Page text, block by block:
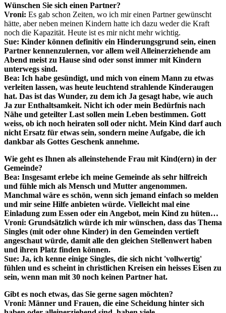
Wünschen Sie sich einen Partner?
Vroni: Es gab schon Zeiten, wo ich mir einen Partner gewünscht
hätte, aber neben meinen Kindern hatte ich dazu weder die Kraft
noch die Kapazität. Heute ist es mir nicht mehr wichtig.
Sue: Kinder können definitiv ein Hinderungsgrund sein, einen
Partner kennenzulernen, vor allem weil Alleinerziehende am
Abend meist zu Hause sind oder sonst immer mit Kindern
unterwegs sind.
Bea: Ich habe gesündigt, und mich von einem Mann zu etwas
verleiten lassen, was heute leuchtend strahlende Kinderaugen
hat. Das ist das Wunder, zu dem ich Ja gesagt habe, wie auch
Ja zur Enthaltsamkeit. Nicht ich oder mein Bedürfnis nach
Nähe und geteilter Last sollen mein Leben bestimmen. Gott
weiss, ob ich noch heiraten soll oder nicht. Mein Kind darf auch
nicht Ersatz für etwas sein, sondern meine Aufgabe, die ich
dankbar als Gottes Geschenk annehme.
Wie geht es Ihnen als alleinstehende Frau mit Kind(ern) in der
Gemeinde?
Bea: Insgesamt erlebe ich meine Gemeinde als sehr hilfreich
und fühle mich als Mensch und Mutter angenommen.
Manchmal wäre es schön, wenn sich jemand einfach so melden
und mir seine Hilfe anbieten würde. Vielleicht mal eine
Einladung zum Essen oder ein Angebot, mein Kind zu hüten…
Vroni: Grundsätzlich würde ich mir wünschen, dass das Thema
Singles (mit oder ohne Kinder) in den Gemeinden vertieft
angeschaut würde, damit alle den gleichen Stellenwert haben
und ihren Platz finden können.
Sue: Ja, ich kenne einige Singles, die sich nicht 'vollwertig'
fühlen und es scheint in christlichen Kreisen ein heisses Eisen zu
sein, wenn man mit 30 noch keinen Partner hat.
Gibt es noch etwas, das Sie gerne sagen möchten?
Vroni: Männer und Frauen, die eine Scheidung hinter sich